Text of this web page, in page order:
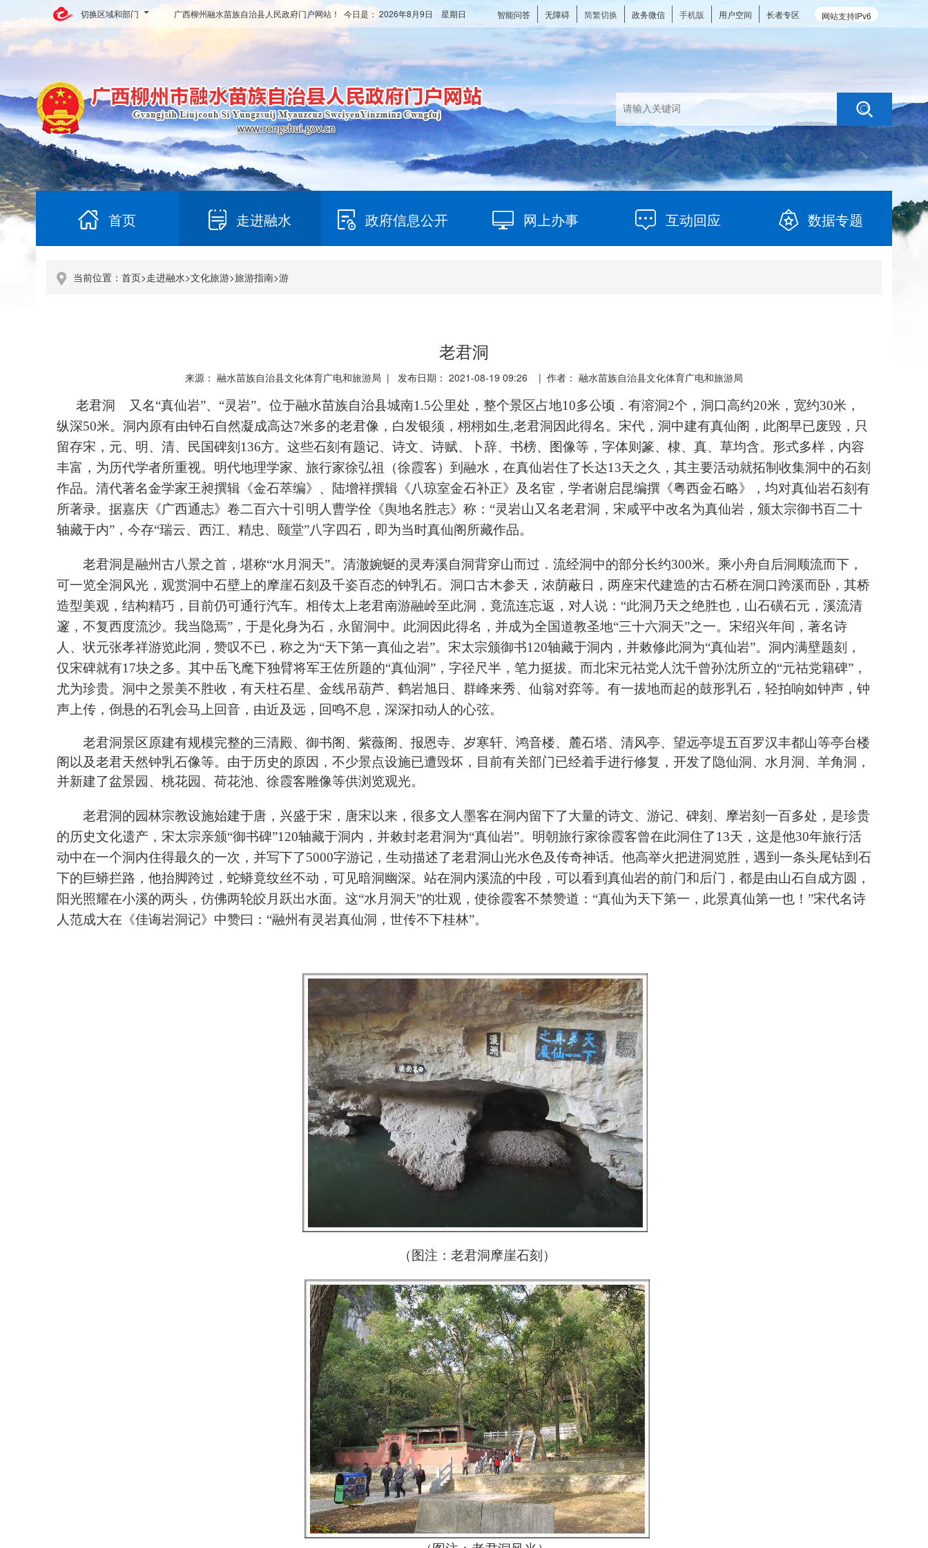
切换区域和部门 网站支持IPv6
智能问答 无障碍 简繁切换 政务微信 手机版 用户空间 长者专区
广西柳州融水苗族自治县人民政府门户网站！ 今日是： 2026年8月9日 星期日
首页 走进融水 政府信息公开 网上办事 互动回应 数据专题
当前位置： 首页>走进融水>文化旅游>旅游指南>游
老君洞
来源： 融水苗族自治县文化体育广电和旅游局 | 发布日期： 2021-08-19 09:26 | 作者： 融水苗族自治县文化体育广电和旅游局
老君洞 又名“真仙岩”、“灵岩”。位于融水苗族自治县城南1.5公里处，整个景区占地10多公顷．有溶洞2个，洞口高约20米，宽约30米，
纵深50米。洞内原有由钟石自然凝成高达7米多的老君像，白发银须，栩栩如生,老君洞因此得名。宋代，洞中建有真仙阁，此阁早已废毁，只
留存宋，元、明、清、民国碑刻 136方。这些石刻有题记、诗文、诗赋、卜辞、书榜、图像等，字体则篆、棣、真、草均含。形式多样，内容
丰富，为历代学者所重视。明代地理学家、旅行家徐弘祖（徐霞客）到融水，在真仙岩住了长达13天之久，其主要活动就拓制收集洞中的石刻
作品。清代著名金学家王昶撰辑《金石萃编》、陆增祥撰辑《八琼室金石补正》及名宦，学者谢启昆编撰《粤西金石略》，均对真仙岩石刻有
所著录。据嘉庆《广西通志》卷二百六十引明人曹学佺《舆地名胜志》称：“灵岩山又名老君洞，宋咸平中改名为真仙岩，颁太宗御书百二十
轴藏于内”，今存“瑞云、西江、精忠、颐堂”八字四石，即为当时真仙阁所藏作品。
老君洞是融州古八景之首，堪称“水月洞天”。清澈婉蜒的灵寿溪自洞背穿山而过．流经洞中的部分长约300米。乘小舟自后洞顺流而下，
可一览全洞风光，观赏洞中石壁上的摩崖石刻及千姿百态的钟乳石。洞口古木参天，浓荫蔽日，两座宋代建造的古石桥在洞口跨溪而卧，其桥
造型美观，结构精巧，目前仍可通行汽车。相传太上老君南游融岭至此洞，竟流连忘返，对人说：“此洞乃天之绝胜也，山石磺石元，溪流清
邃，不复西度流沙。我当隐焉”，于是化身为石，永留洞中。此洞因此得名，并成为全国道教圣地“三十六洞天”之一。宋绍兴年间，著名诗
人、状元张孝祥游览此洞，赞叹不已，称之为“天下第一真仙之岩”。宋太宗颁御书120轴藏于洞内，并敕修此洞为“真仙岩”。洞内满壁题刻，
仅宋碑就有17块之多。其中岳飞麾下独臂将军王佐所题的“真仙洞”，字径尺半，笔力挺拔。而北宋元祜党人沈千曾孙沈所立的“元祜党籍碑”，
尤为珍贵。洞中之景美不胜收，有天柱石星、金线吊葫芦、鹤岩旭日、群峰来秀、仙翁对弈等。有一拔地而起的鼓形乳石，轻拍响如钟声，钟
声上传，倒悬的石乳会马上回音，由近及远，回鸣不息，深深扣动人的心弦。
老君洞景区原建有规模完整的三清殿、御书阁、紫薇阁、报恩寺、岁寒轩、鸿音楼、麓石塔、清风亭、望远亭堤五百罗汉丰都山等亭台楼
阁以及老君天然钟乳石像等。由于历史的原因，不少景点设施已遭毁坏，目前有关部门已经着手进行修复，开发了隐仙洞、水月洞、羊角洞，
并新建了盆景园、桃花园、荷花池、徐霞客雕像等供浏览观光。
老君洞的园林宗教设施始建于唐，兴盛于宋，唐宋以来，很多文人墨客在洞内留下了大量的诗文、游记、碑刻、摩岩刻一百多处，是珍贵
的历史文化遗产，宋太宗亲颁“御书碑”120轴藏于洞内，并敕封老君洞为“真仙岩”。明朝旅行家徐霞客曾在此洞住了13天，这是他30年旅行活
动中在一个洞内住得最久的一次，并写下了5000字游记，生动描述了老君洞山光水色及传奇神话。他高举火把进洞览胜，遇到一条头尾钻到石
下的巨蟒拦路，他抬脚跨过，蛇蟒竟纹丝不动，可见暗洞幽深。站在洞内溪流的中段，可以看到真仙岩的前门和后门，都是由山石自成方圆，
阳光照耀在小溪的两头，仿佛两轮皎月跃出水面。这“水月洞天”的壮观，使徐霞客不禁赞道：“真仙为天下第一，此景真仙第一也！”宋代名诗
人范成大在《佳诲岩洞记》中赞曰：“融州有灵岩真仙洞，世传不下桂林”。
（图注：老君洞摩崖石刻）